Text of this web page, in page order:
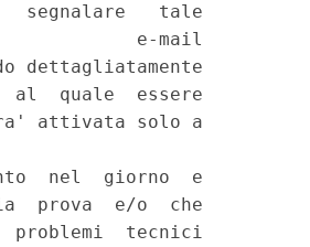
segnalare   tale
e-mail
dettagliatamente
al  quale  essere
attivata solo a
nel  giorno  e
prova  e/o  che
problemi  tecnici